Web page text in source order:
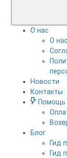
О нас
О нас
Новости
Контакты
Помощь
Блог
Гид
Гид